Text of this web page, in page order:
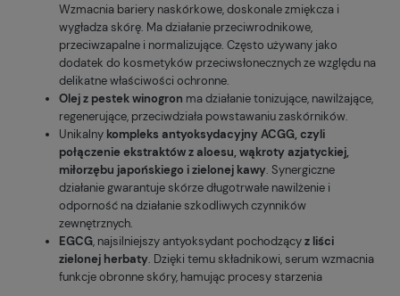
Wzmacnia bariery naskórkowe, doskonale zmiękcza i
wygładza skórę. Ma działanie przeciwrodnikowe,
przeciwzapalne i normalizujące. Często używany jako
dodatek do kosmetyków przeciwsłonecznych ze względu na
delikatne właściwości ochronne.
Olej z pestek winogron ma działanie tonizujące, nawilżające,
regenerujące, przeciwdziała powstawaniu zaskórników.
Unikalny kompleks antyoksydacyjny ACGG, czyli
połączenie ekstraktów z aloesu, wąkroty azjatyckiej,
miłorzębu japońskiego i zielonej kawy. Synergiczne
działanie gwarantuje skórze długotrwałe nawilżenie i
odporność na działanie szkodliwych czynników
zewnętrznych.
EGCG, najsilniejszy antyoksydant pochodzącyz liści
zielonej herbaty. Dzięki temu składnikowi, serum wzmacnia
funkcje obronne skóry, hamując procesy starzenia